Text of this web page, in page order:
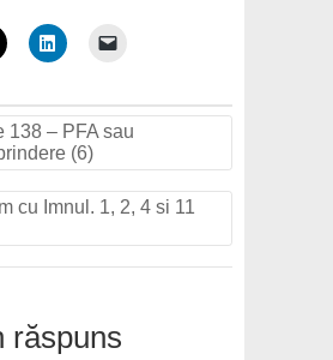
138 – PFA sau
(6)
cu Imnul. 1, 2, 4 si 11
răspuns